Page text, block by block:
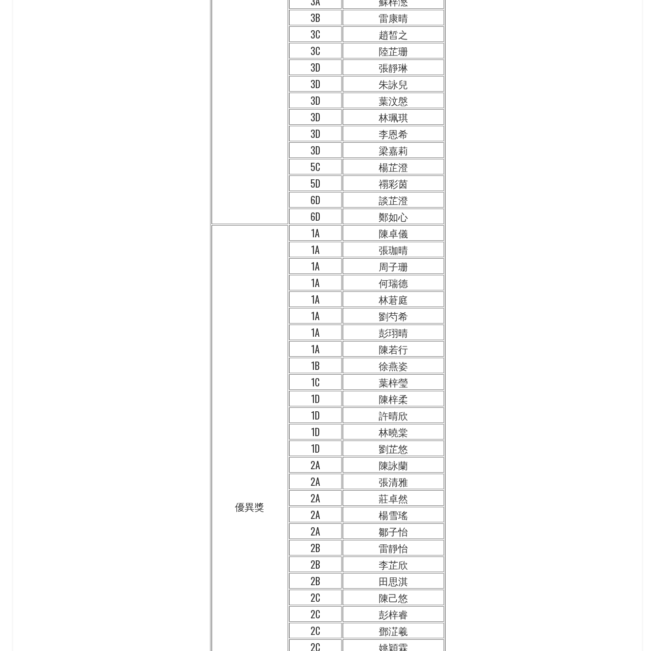
3B
雷康晴
3C
趙皙之
3C
陸芷珊
3D
張靜琳
3D
朱詠兒
3D
葉汶慇
3D
林珮琪
3D
李恩希
3D
梁嘉莉
5C
楊芷澄
5D
禤彩茵
6D
談芷澄
6D
鄭如心
優異獎
1A
陳卓儀
1A
張珈晴
1A
周子珊
1A
何瑞德
1A
林莙庭
1A
劉芍希
1A
彭珝晴
1A
陳若行
1B
徐燕姿
1C
葉梓瑩
1D
陳梓柔
1D
許晴欣
1D
林曉棠
1D
劉芷悠
2A
陳詠蘭
2A
張清雅
2A
莊卓然
2A
楊雪瑤
2A
鄒子怡
2B
雷靜怡
2B
李芷欣
2B
田思淇
2C
陳己悠
2C
彭梓睿
2C
鄧淽羲
2C
姚穎霖